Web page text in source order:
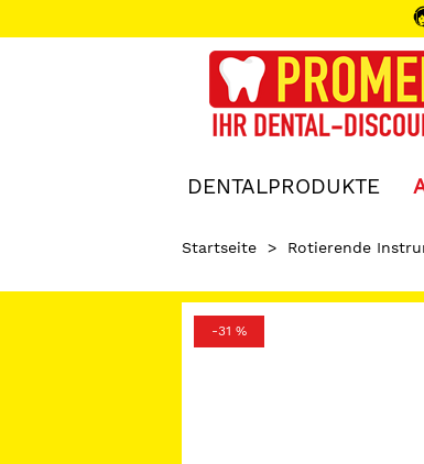
DENTALPRODUKTE
Startseite > Rotierende
-31 %